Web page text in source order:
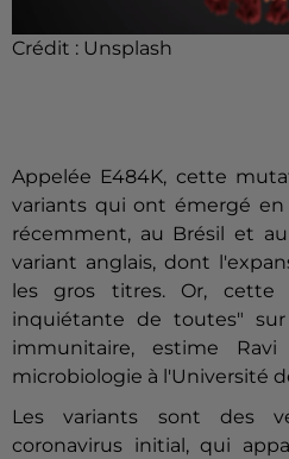
Crédit : Unsplash
Appelée E484K, cette
variants qui ont émergé
récemment, au Brésil et
variant anglais, dont
les gros titres. Or,
inquiétante de toutes"
immunitaire, estime
microbiologie à l'Université
Les variants sont des
coronavirus initial, qui